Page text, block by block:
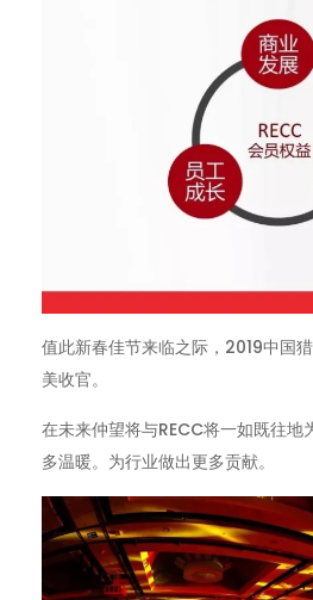
值此新春佳节来临之际，2019中国
美收官。
在未来仲望将与RECC将一如既往地
多温暖。为行业做出更多贡献。